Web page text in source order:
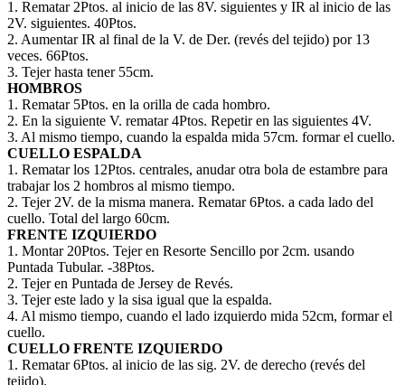
1. Rematar 2Ptos. al inicio de las 8V. siguientes y IR al inicio de las
2V. siguientes. 40Ptos.
2. Aumentar IR al final de la V. de Der. (revés del tejido) por 13
veces. 66Ptos.
3. Tejer hasta tener 55cm.
HOMBROS
1. Rematar 5Ptos. en la orilla de cada hombro.
2. En la siguiente V. rematar 4Ptos. Repetir en las siguientes 4V.
3. Al mismo tiempo, cuando la espalda mida 57cm. formar el cuello.
CUELLO ESPALDA
1. Rematar los 12Ptos. centrales, anudar otra bola de estambre para
trabajar los 2 hombros al mismo tiempo.
2. Tejer 2V. de la misma manera. Rematar 6Ptos. a cada lado del
cuello. Total del largo 60cm.
FRENTE IZQUIERDO
1. Montar 20Ptos. Tejer en Resorte Sencillo por 2cm. usando
Puntada Tubular. -38Ptos.
2. Tejer en Puntada de Jersey de Revés.
3. Tejer este lado y la sisa igual que la espalda.
4. Al mismo tiempo, cuando el lado izquierdo mida 52cm, formar el
cuello.
CUELLO FRENTE IZQUIERDO
1. Rematar 6Ptos. al inicio de las sig. 2V. de derecho (revés del
tejido).